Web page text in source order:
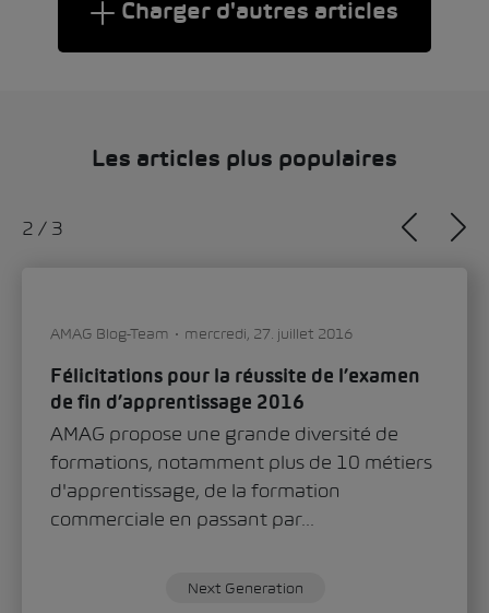
Charger d'autres articles
Les articles plus populaires
2 / 3
AMAG Blog-Team mercredi, 27. juillet 2016
Félicitations pour la réussite de l’examen
de fin d’apprentissage 2016
AMAG propose une grande diversité de
formations, notamment plus de 10 métiers
d'apprentissage, de la formation
commerciale en passant par...
Next Generation